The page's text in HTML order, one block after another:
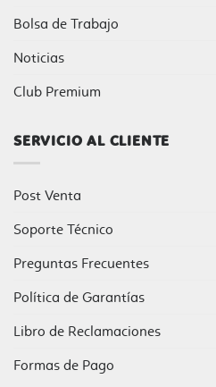
Bolsa de Trabajo
Noticias
Club Premium
SERVICIO AL CLIENTE
Post Venta
Soporte Técnico
Preguntas Frecuentes
Política de Garantías
Libro de Reclamaciones
Formas de Pago